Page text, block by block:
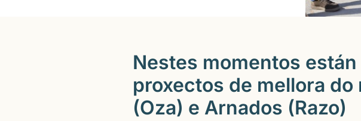
Nestes momentos
proxectos de mellora
(Oza) e Arnados (Razo)